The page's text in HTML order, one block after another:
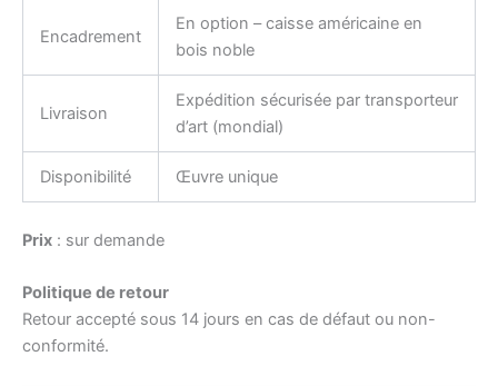
Encadrement
En option – caisse américaine en
bois noble
Livraison
Expédition sécurisée par transporteur
d’art (mondial)
Disponibilité Œuvre unique
Prix : sur demande
Politique de retour
Retour accepté sous 14 jours en cas de défaut ou non-
conformité.